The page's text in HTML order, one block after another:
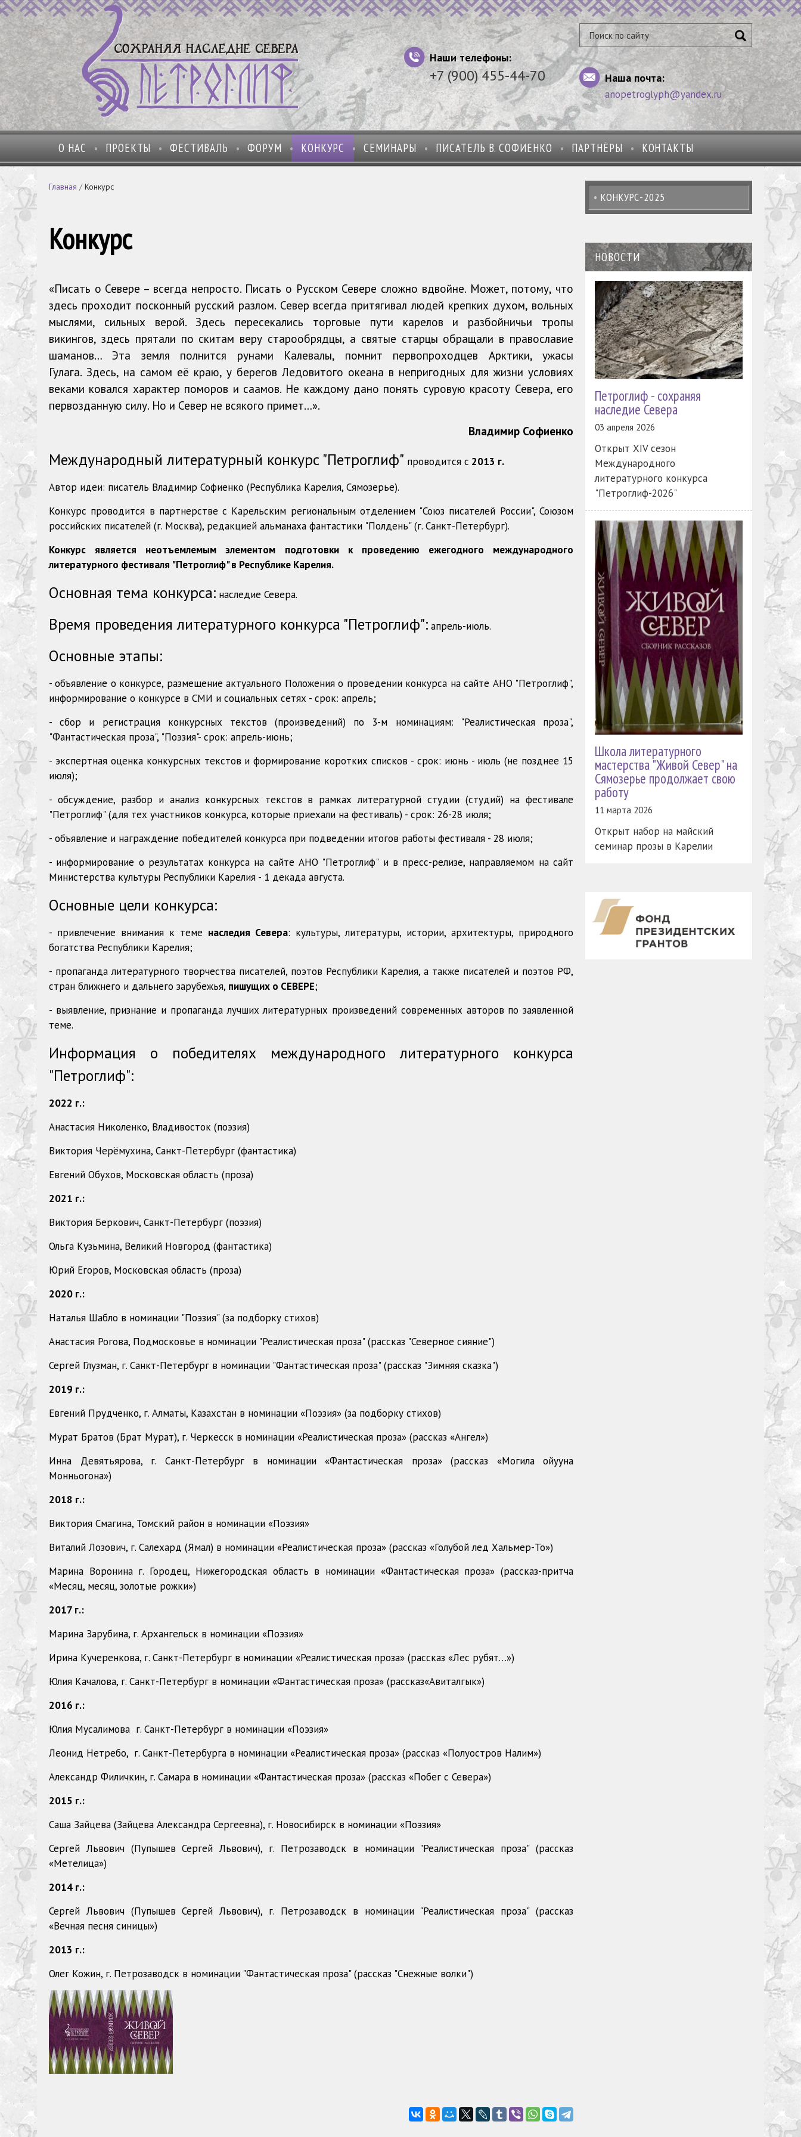
Наши телефоны:
+7 (900) 455-44-70 Наша почта:
anopetroglyph@yandex.ru
О НАС ПРОЕКТЫ ФЕСТИВАЛЬ ФОРУМ КОНКУРС СЕМИНАРЫ ПИСАТЕЛЬ В. СОФИЕНКО ПАРТНЁРЫ КОНТАКТЫ
Главная /Конкурс
Конкурс
«Писать о Севере – всегда непросто. Писать о Русском Севере сложно вдвойне. Может, потому, что
здесь проходит посконный русский разлом. Север всегда притягивал людей крепких духом, вольных
мыслями, сильных верой. Здесь пересекались торговые пути карелов и разбойничьи тропы
викингов, здесь прятали по скитам веру старообрядцы, а святые старцы обращали в православие
шаманов… Эта земля полнится рунами Калевалы, помнит первопроходцев Арктики, ужасы
Гулага. Здесь, на самом её краю, у берегов Ледовитого океана в непригодных для жизни условиях
веками ковался характер поморов и саамов. Не каждому дано понять суровую красоту Севера, его
первозданную силу. Но и Север не всякого примет…».
Владимир Софиенко
Международный литературный конкурс "Петроглиф" проводится с 2013 г.
Автор идеи: писатель Владимир Софиенко (Республика Карелия, Сямозерье).
Конкурс проводится в партнерстве с Карельским региональным отделением "Союз писателей России", Союзом
российских писателей (г. Москва), редакцией альманаха фантастики "Полдень" (г. Санкт-Петербург).
Конкурс является неотъемлемым элементом подготовки к проведению ежегодного международного
литературного фестиваля "Петроглиф" в Республике Карелия.
Основная тема конкурса: наследие Севера.
Время проведения литературного конкурса "Петроглиф": апрель-июль.
Основные этапы:
- объявление о конкурсе, размещение актуального Положения о проведении конкурса на сайте АНО "Петроглиф",
информирование о конкурсе в СМИ и социальных сетях - срок: апрель;
- сбор и регистрация конкурсных текстов (произведений) по 3-м номинациям: "Реалистическая проза",
"Фантастическая проза", "Поэзия"- срок: апрель-июнь;
- экспертная оценка конкурсных текстов и формирование коротких списков - срок: июнь - июль (не позднее 15
июля);
- обсуждение, разбор и анализ конкурсных текстов в рамках литературной студии (студий) на фестивале
"Петроглиф" (для тех участников конкурса, которые приехали на фестиваль) - срок: 26-28 июля;
- объявление и награждение победителей конкурса при подведении итогов работы фестиваля - 28 июля;
- информирование о результатах конкурса на сайте АНО "Петроглиф" и в пресс-релизе, направляемом на сайт
Министерства культуры Республики Карелия - 1 декада августа.
Основные цели конкурса:
- привлечение внимания к теме наследия Севера: культуры, литературы, истории, архитектуры, природного
богатства Республики Карелия;
- пропаганда литературного творчества писателей, поэтов Республики Карелия, а также писателей и поэтов РФ,
стран ближнего и дальнего зарубежья, пишущих о СЕВЕРЕ;
- выявление, признание и пропаганда лучших литературных произведений современных авторов по заявленной
теме.
Информация о победителях международного литературного конкурса
"Петроглиф":
2022 г.:
Анастасия Николенко, Владивосток (поэзия)
Виктория Черёмухина, Санкт-Петербург (фантастика)
Евгений Обухов, Московская область (проза)
2021 г.:
Виктория Беркович, Санкт-Петербург (поэзия)
Ольга Кузьмина, Великий Новгород (фантастика)
Юрий Егоров, Московская область (проза)
2020 г.:
Наталья Шабло в номинации "Поэзия" (за подборку стихов)
Анастасия Рогова, Подмосковье в номинации "Реалистическая проза" (рассказ "Северное сияние")
Сергей Глузман, г. Санкт-Петербург в номинации "Фантастическая проза" (рассказ "Зимняя сказка")
2019 г.:
Евгений Прудченко, г. Алматы, Казахстан в номинации «Поэзия» (за подборку стихов)
Мурат Братов (Брат Мурат), г. Черкесск в номинации «Реалистическая проза» (рассказ «Ангел»)
Инна Девятьярова, г. Санкт-Петербург в номинации «Фантастическая проза» (рассказ «Могила ойууна
Монньогона»)
2018 г.:
Виктория Смагина, Томский район в номинации «Поэзия»
Виталий Лозович, г. Салехард (Ямал) в номинации «Реалистическая проза» (рассказ «Голубой лед Хальмер-То»)
Марина Воронина г. Городец, Нижегородская область в номинации «Фантастическая проза» (рассказ-притча
«Месяц, месяц, золотые рожки»)
2017 г.:
Марина Зарубина, г. Архангельск в номинации «Поэзия»
Ирина Кучеренкова, г. Санкт-Петербург в номинации «Реалистическая проза» (рассказ «Лес рубят…»)
Юлия Качалова, г. Санкт-Петербург в номинации «Фантастическая проза» (рассказ«Авиталгык»)
2016 г.:
Юлия Мусалимова г. Санкт-Петербург в номинации «Поэзия»
Леонид Нетребо, г. Санкт-Петербурга в номинации «Реалистическая проза» (рассказ «Полуостров Налим»)
Александр Филичкин, г. Самара в номинации «Фантастическая проза» (рассказ «Побег с Севера»)
2015 г.:
Саша Зайцева (Зайцева Александра Сергеевна), г. Новосибирск в номинации «Поэзия»
Сергей Львович (Пупышев Сергей Львович), г. Петрозаводск в номинации "Реалистическая проза" (рассказ
«Метелица»)
2014 г.:
Сергей Львович (Пупышев Сергей Львович), г. Петрозаводск в номинации "Реалистическая проза" (рассказ
«Вечная песня синицы»)
2013 г.:
Олег Кожин, г. Петрозаводск в номинации "Фантастическая проза" (рассказ "Снежные волки")
КОНКУРС-2025
НОВОСТИ
Петроглиф - сохраняя
наследие Севера
03 апреля 2026
Открыт XIV сезон
Международного
литературного конкурса
"Петроглиф-2026"
Школа литературного
мастерства "Живой Север" на
Сямозерье продолжает свою
работу
11 марта 2026
Открыт набор на майский
семинар прозы в Карелии